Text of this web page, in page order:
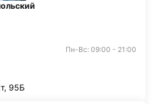
Пн-Вс: 09:00 - 21:00
95Б